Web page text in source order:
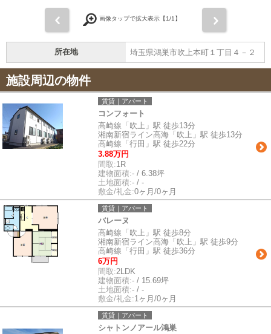
画像タップで拡大表示【1/1】
所在地 埼玉県鴻巣市吹上本町１丁目４－２
施設周辺の物件
賃貸｜アパート
コンフォート
高崎線「吹上」駅 徒歩13分
湘南新宿ライン高海「吹上」駅 徒歩13分
高崎線「行田」駅 徒歩22分
3.88万円
間取:1R
建物面積:- / 6.38坪
土地面積:- / -
敷金/礼金:0ヶ月/0ヶ月
賃貸｜アパート
バレーヌ
高崎線「吹上」駅 徒歩8分
湘南新宿ライン高海「吹上」駅 徒歩9分
高崎線「行田」駅 徒歩36分
6万円
間取:2LDK
建物面積:- / 15.69坪
土地面積:- / -
敷金/礼金:1ヶ月/0ヶ月
賃貸｜アパート
シャトンノアール鴻巣